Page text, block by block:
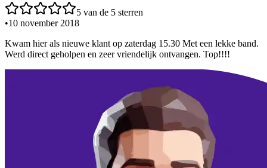
5 van de 5 sterren
•10 november 2018
Kwam hier als nieuwe klant op zaterdag 15.30 Met een lekke band.
Werd direct geholpen en zeer vriendelijk ontvangen. Top!!!!